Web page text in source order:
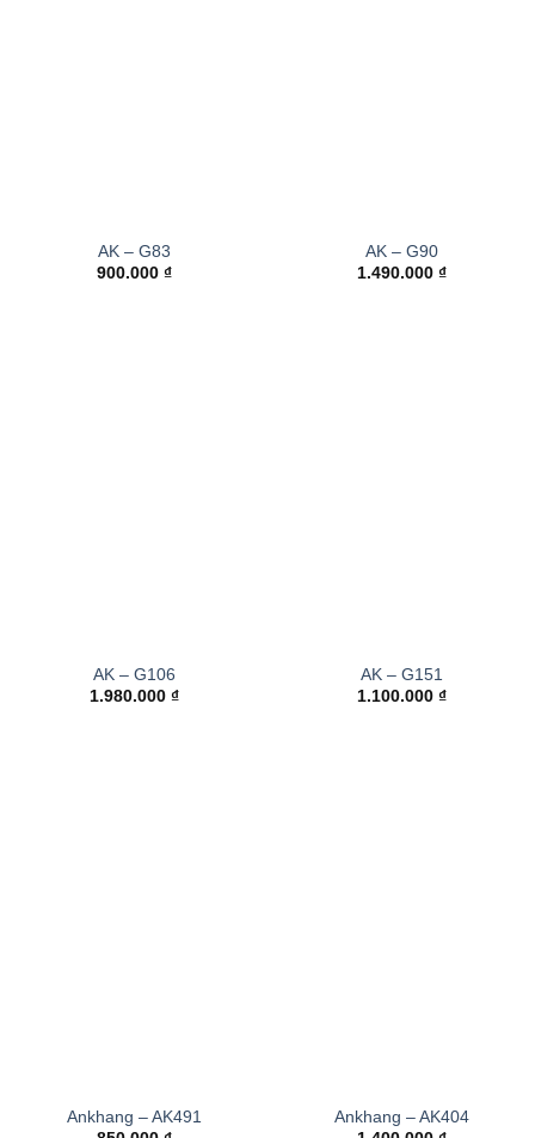
AK – G83
900.000 ₫
AK – G90
1.490.000 ₫
AK – G106
1.980.000 ₫
AK – G151
1.100.000 ₫
Ankhang – AK491
Ankhang – AK404